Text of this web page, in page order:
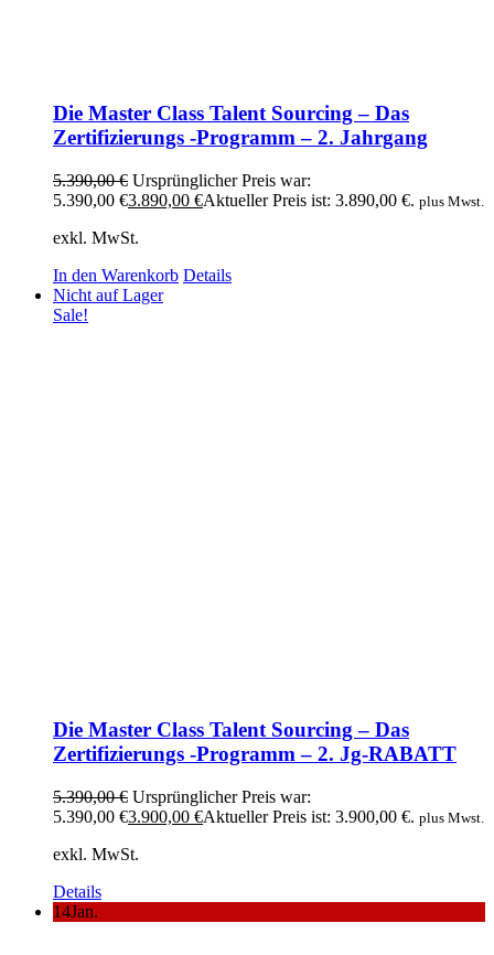
Die Master Class Talent Sourcing – Das
Zertifizierungs -Programm – 2. Jahrgang
5.390,00€ Ursprünglicher Preis war:
5.390,00 €3.890,00 €Aktueller Preis ist: 3.890,00 €. plus Mwst.
exkl. MwSt.
In den Warenkorb Details
Nicht auf Lager
Sale!
Die Master Class Talent Sourcing – Das
Zertifizierungs -Programm – 2. Jg-RABATT
5.390,00€ Ursprünglicher Preis war:
5.390,00 €3.900,00 €Aktueller Preis ist: 3.900,00 €. plus Mwst.
exkl. MwSt.
Details
14Jan.